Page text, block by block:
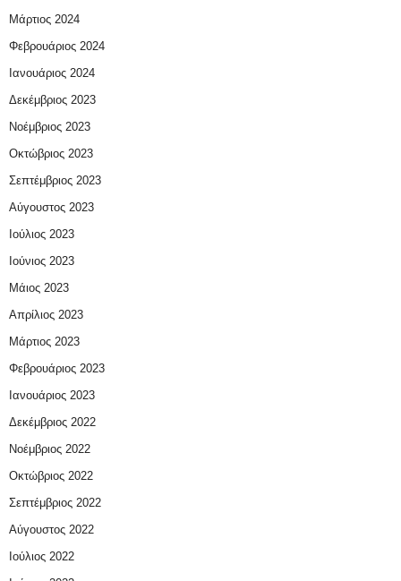
Μάρτιος 2024
Φεβρουάριος 2024
Ιανουάριος 2024
Δεκέμβριος 2023
Νοέμβριος 2023
Οκτώβριος 2023
Σεπτέμβριος 2023
Αύγουστος 2023
Ιούλιος 2023
Ιούνιος 2023
Μάιος 2023
Απρίλιος 2023
Μάρτιος 2023
Φεβρουάριος 2023
Ιανουάριος 2023
Δεκέμβριος 2022
Νοέμβριος 2022
Οκτώβριος 2022
Σεπτέμβριος 2022
Αύγουστος 2022
Ιούλιος 2022